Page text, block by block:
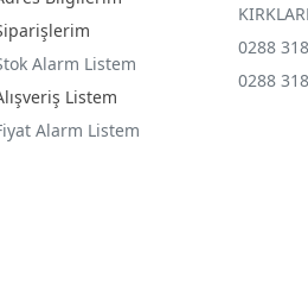
Alarm Listem
Listem
Alarm Listem
0288
0288